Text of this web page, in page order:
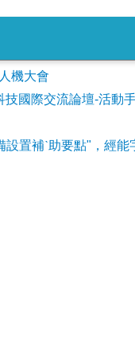
機大會
技國際交流論壇-活動
置補ˋ助要點"，經